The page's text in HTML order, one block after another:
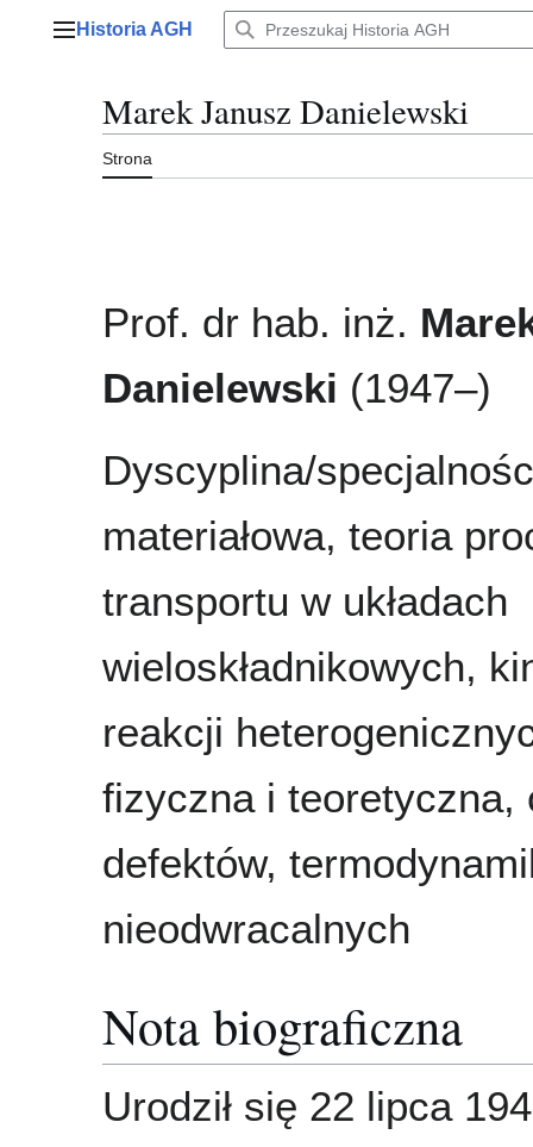
Menu główne
Historia AGH
Marek Janusz Danielewski
Strona
Prof. dr hab. inż.
Danielewski (1947–)
Dyscyplina/
materiałowa, teoria
transportu w układach
wieloskładnikowych,
reakcji
fizyczna i teoretyczna,
defektów,
nieodwracalnych
Nota biograficzna
Urodził się 22 lipca